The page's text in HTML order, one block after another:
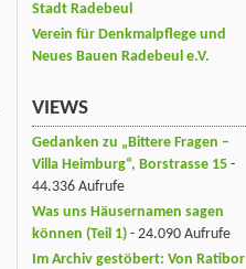
Stadt Radebeul
Verein für Denkmalpflege und
Neues Bauen Radebeul e.V.
VIEWS
Gedanken zu „Bittere Fragen –
Villa Heimburg“, Borstrasse 15 -
44.336 Aufrufe
Was uns Häusernamen sagen
können (Teil 1) - 24.090 Aufrufe
Im Archiv gestöbert: Von Ratibor